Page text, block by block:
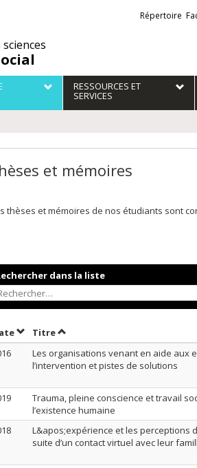
Liens
externes
Répertoire
RESSOURCES ET
SERVICES
et mémoires
thèses et mémoires de nos étudiants sont
dans la liste
Trier par date en ordre décroissant
TitreTrier par titre en ordre
Les organisations venant en aide aux
l’intervention et pistes de solutions
Trauma, pleine conscience et travail
l’existence humaine
L&apos;expérience et les perceptions
suite d’un contact virtuel avec leur